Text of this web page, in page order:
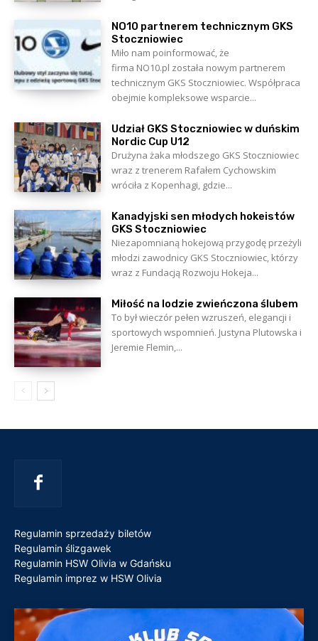
NO10 partnerem technicznym GKS
Stoczniowiec
Miło nam poinformować, że
firma NO10.pl została nowym partnerem
technicznym GKS Stoczniowiec. Współpraca
obejmie kompleksowe wsparcie...
Udział GKS Stoczniowiec w duńskim
Nordic Cup U12
Drużyna żaka młodszego GKS Stoczniowiec
wraz z trenerem Rafałem Cychowskim
wróciła z Kopenhagi, gdzie...
Kanadyjski sen młodych hokeistów
GKS Stoczniowiec
Niezapomnianą hokejową przygodę przeżyli
młodzi zawodnicy GKS Stoczniowiec, którzy
wraz z Fundacją Rozwoju Hokeja...
Miłość na lodzie zwieńczona ślubem
To był wieczór pełen wzruszeń, elegancji i
sportowych wspomnień. Justyna Plutowska i
Jeremie Flemin,...
Regulamin sprzedaży biletów
Regulamin ślizgawek
Regulamin HSW Olivia w Gdańsku
Regulamin imprez w HSW Olivia